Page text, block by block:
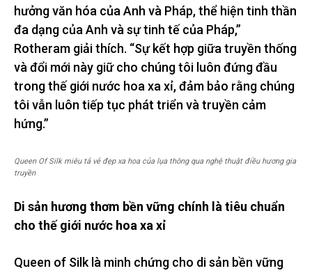
hưởng văn hóa của Anh và Pháp, thể hiện tinh thần
đa dạng của Anh và sự tinh tế của Pháp,”
Rotheram giải thích. “Sự kết hợp giữa truyền thống
và đổi mới này giữ cho chúng tôi luôn đứng đầu
trong thế giới nước hoa xa xỉ, đảm bảo rằng chúng
tôi vẫn luôn tiếp tục phát triển và truyền cảm
hứng.”
Queen Of Silk miêu tả vẻ đẹp xa hoa của lụa thông qua nghệ thuật điều hương gia
truyền
Di sản hương thơm bền vững chính là tiêu chuẩn
cho thế giới nước hoa xa xỉ
Queen of Silk là minh chứng cho di sản bền vững